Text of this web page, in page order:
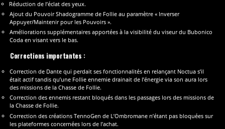
Réduction de l’éclat des yeux.
Ajout du Pouvoir Shadogramme de Follie au paramètre « Inverser
Appuyer/Maintenir pour les Pouvoirs ».
Améliorations supplémentaires apportées à la visibilité du viseur du Bubonico
Coda en visant vers le bas.
Corrections importantes :
Correction de Dante qui perdait ses fonctionnalités en relançant Noctua s’il
était actif tandis qu’une Follie ennemie drainait de l’énergie via son aura lors
des missions de la Chasse de Follie.
Correction des ennemis restant bloqués dans les passages lors des missions de
la Chasse de Follie.
Correction des créations TennoGen de L’Ombromane n’étant pas bloquées sur
les plateformes concernées lors de l’achat.